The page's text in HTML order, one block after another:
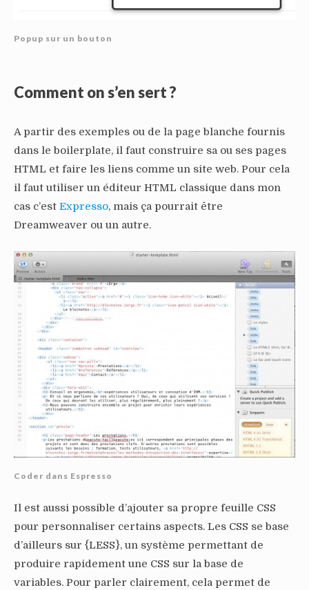
Popup sur un bouton
Comment on s’en sert ?
A partir des exemples ou de la page blanche fournis
dans le boilerplate, il faut construire sa ou ses pages
HTML et faire les liens comme un site web. Pour cela
il faut utiliser un éditeur HTML classique dans mon
cas c’est Expresso, mais ça pourrait être
Dreamweaver ou un autre.
Coder dans Espresso
Il est aussi possible d’ajouter sa propre feuille CSS
pour personnaliser certains aspects. Les CSS se base
d’ailleurs sur {LESS}, un système permettant de
produire rapidement une CSS sur la base de
variables. Pour parler clairement, cela permet de